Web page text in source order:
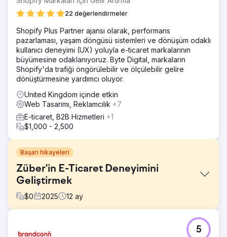
22 değerlendirmeler
Shopify Plus Partner ajansı olarak, performans
pazarlaması, yaşam döngüsü sistemleri ve dönüşüm odaklı
kullanıcı deneyimi (UX) yoluyla e-ticaret markalarının
büyümesine odaklanıyoruz. Byte Digital, markaların
Shopify'da trafiği öngörülebilir ve ölçülebilir gelire
dönüştürmesine yardımcı oluyor.
United Kingdom içinde etkin
Web Tasarımı, Reklamcılık +7
E-ticaret, B2B Hizmetleri +1
$1,000 - 2,500
Başarı hikayeleri
Züber'in E-Ticaret Deneyimini
Geliştirmek
$0 2025 12 ay
Züber hızla büyüyordu, ancak e-ticaret deneyimi bu
5